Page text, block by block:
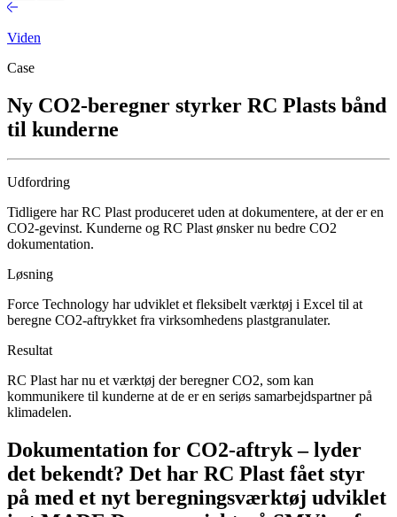
Viden
Case
Ny CO2-beregner styrker RC Plasts bånd
til kunderne
Udfordring
Tidligere har RC Plast produceret uden at dokumentere, at der er en
CO2-gevinst. Kunderne og RC Plast ønsker nu bedre CO2
dokumentation.
Løsning
Force Technology har udviklet et fleksibelt værktøj i Excel til at
beregne CO2-aftrykket fra virksomhedens plastgranulater.
Resultat
RC Plast har nu et værktøj der beregner CO2, som kan
kommunikere til kunderne at de er en seriøs samarbejdspartner på
klimadelen.
Dokumentation for CO2-aftryk – lyder
det bekendt? Det har RC Plast fået styr
på med et nyt beregningsværktøj udviklet